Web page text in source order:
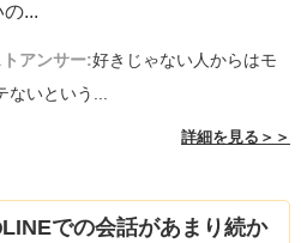
の...
アンサー:好きじゃない人からはモ
ないという...
詳細を見る＞＞
での会話があまり続か